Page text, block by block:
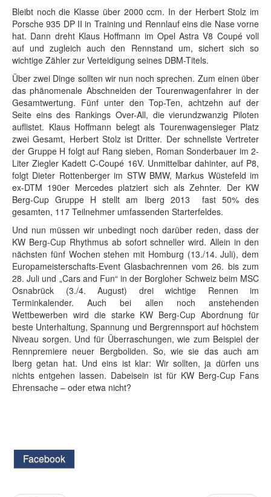
Bleibt noch die Klasse über 2000 ccm. In der Herbert Stolz im
Porsche 935 DP II in Training und Rennlauf eins die Nase vorne
hat. Dann dreht Klaus Hoffmann im Opel Astra V8 Coupé voll
auf und zugleich auch den Rennstand um, sichert sich so
wichtige Zähler zur Verteidigung seines DBM-Titels.
Über zwei Dinge sollten wir nun noch sprechen. Zum einen über
das phänomenale Abschneiden der Tourenwagenfahrer in der
Gesamtwertung. Fünf unter den Top-Ten, achtzehn auf der
Seite eins des Rankings Over-All, die vierundzwanzig Piloten
auflistet. Klaus Hoffmann belegt als Tourenwagensieger Platz
zwei Gesamt, Herbert Stolz ist Dritter. Der schnellste Vertreter
der Gruppe H folgt auf Rang sieben, Roman Sonderbauer im 2-
Liter Ziegler Kadett C-Coupé 16V. Unmittelbar dahinter, auf P8,
folgt Dieter Rottenberger im STW BMW, Markus Wüstefeld im
ex-DTM 190er Mercedes platziert sich als Zehnter. Der KW
Berg-Cup Gruppe H stellt am Iberg 2013 fast 50% des
gesamten, 117 Teilnehmer umfassenden Starterfeldes.
Und nun müssen wir unbedingt noch darüber reden, dass der
KW Berg-Cup Rhythmus ab sofort schneller wird. Allein in den
nächsten fünf Wochen stehen mit Homburg (13./14. Juli), dem
Europameisterschafts-Event Glasbachrennen vom 26. bis zum
28. Juli und „Cars and Fun“ in der Borgloher Schweiz beim MSC
Osnabrück (3./4. August) drei wichtige Rennen im
Terminkalender. Auch bei allen noch anstehenden
Wettbewerben wird die starke KW Berg-Cup Abordnung für
beste Unterhaltung, Spannung und Bergrennsport auf höchstem
Niveau sorgen. Und für Überraschungen, wie zum Beispiel der
Rennpremiere neuer Bergboliden. So, wie sie das auch am
Iberg getan hat. Und eins ist klar: Wir sollten, ja dürfen uns
nichts entgehen lassen. Dabeisein ist für KW Berg-Cup Fans
Ehrensache – oder etwa nicht?
Facebook